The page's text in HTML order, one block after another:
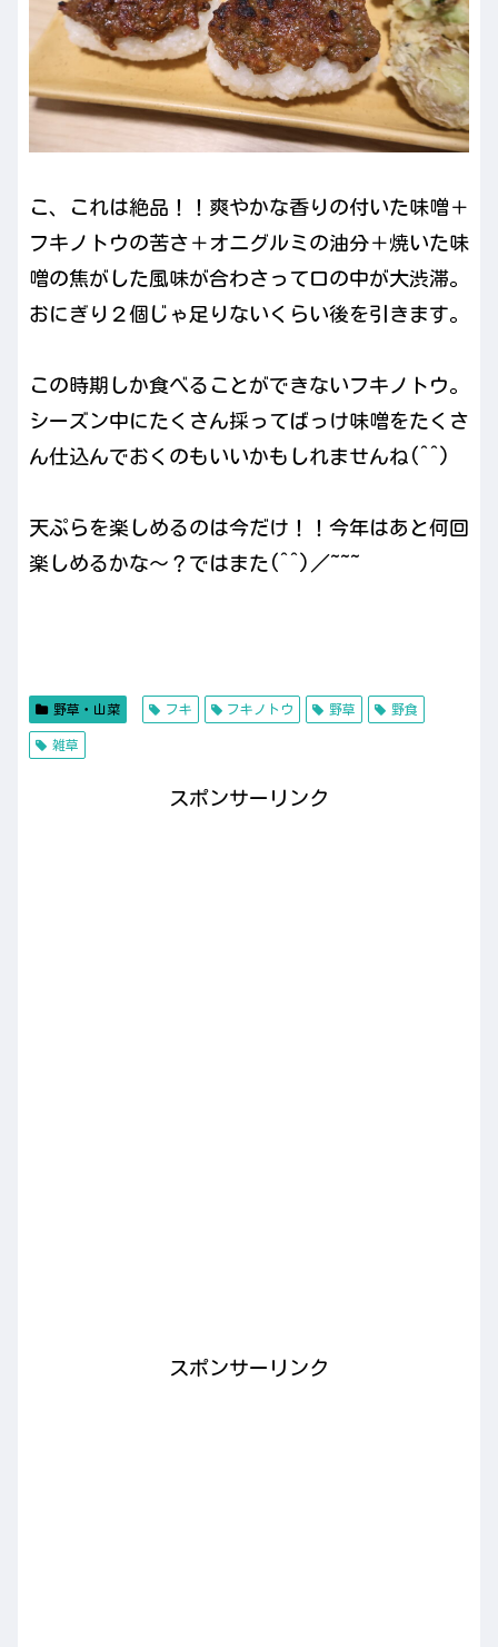
こ、これは絶品！！爽やかな香りの付いた味噌＋
フキノトウの苦さ＋オニグルミの油分＋焼いた味
噌の焦がした風味が合わさって口の中が大渋滞。
おにぎり２個じゃ足りないくらい後を引きます。
この時期しか食べることができないフキノトウ。
シーズン中にたくさん採ってばっけ味噌をたくさ
ん仕込んでおくのもいいかもしれませんね(^^)
天ぷらを楽しめるのは今だけ！！今年はあと何回
楽しめるかな〜？ではまた(^^)／~~~
野草・山菜 フキ フキノトウ 野草 野食
雑草
スポンサーリンク
スポンサーリンク